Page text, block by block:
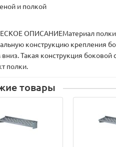
и полкой
ОПИСАНИЕМатериал полки
конструкцию крепления
вниз. Такая конструкция
полки.
товары